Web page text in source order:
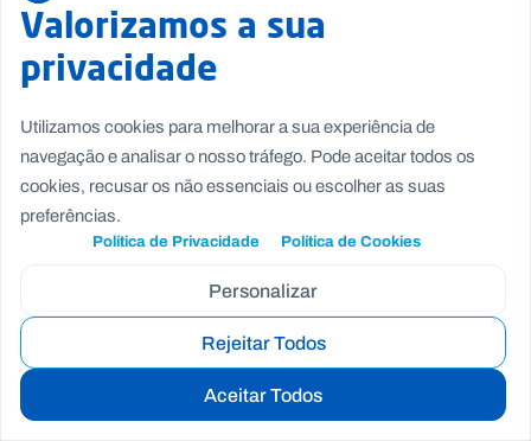
Missão Dom Bosco
Jogos Nacionais Salesianos
Copyright © Fundação Salesianos
Canal de Denúncia Interno
Valorizamos a sua
privacidade
Utilizamos cookies para melhorar a sua experiência de
navegação e analisar o nosso tráfego. Pode aceitar todos os
cookies, recusar os não essenciais ou escolher as suas
preferências.
Política de Privacidade Política de Cookies
Personalizar
Rejeitar Todos
Aceitar Todos